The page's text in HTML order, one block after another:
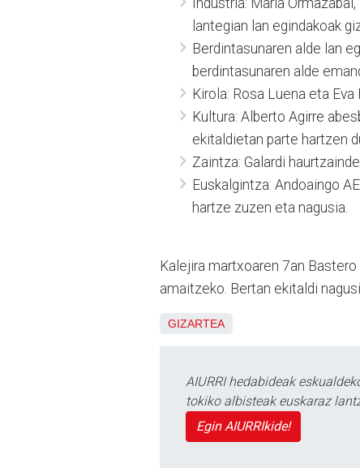
lantegian lan egindakoak
Berdintasunaren alde lan
berdintasunaren alde
Kirola: Rosa Luena eta Eva
Kultura: Alberto Agirre
ekitaldietan parte hartzen
Zaintza: Galardi
Euskalgintza: Andoaingo
hartze zuzen eta nagusia.
Kalejira martxoaren 7an
amaitzeko. Bertan ekitaldi
GIZARTEA
AIURRI hedabideak
tokiko albisteak euskaraz
Egin AIURRIkide!